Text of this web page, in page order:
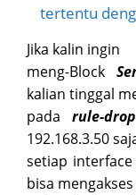
tertentu
Jika kalin ingin
meng-Block
kalian tinggal
pada rule-drop
192.168.3.50
setiap
bisa